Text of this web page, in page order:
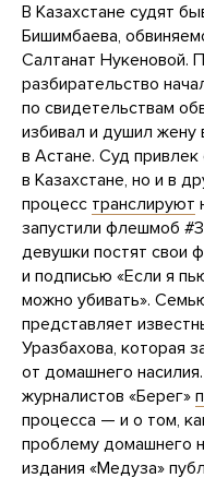
В Казахстане судят
Бишимбаева,
Салтанат Нукеновой.
разбирательство
по свидетельствам
избивал и душил жену
в Астане. Суд
в Казахстане, но и в
процесс транслируют
запустили флешмоб
девушки постят свои
и подписью «Если я
можно убивать».
представляет
Уразбахова, которая
от домашнего
журналистов «Берег»
процесса — и о том,
проблему домашнего
издания «Медуза»